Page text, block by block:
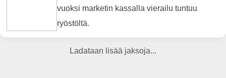
vuoksi marketin kassalla vierailu tuntuu
ryöstöltä.
Ladataan lisää jaksoja...